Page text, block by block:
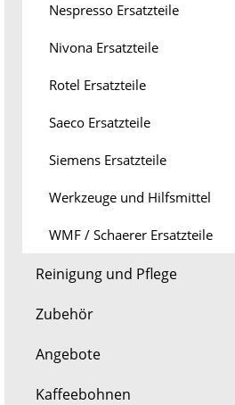
Nespresso Ersatzteile
Nivona Ersatzteile
Rotel Ersatzteile
Saeco Ersatzteile
Siemens Ersatzteile
Werkzeuge und Hilfsmittel
WMF / Schaerer Ersatzteile
Reinigung und Pflege
Zubehör
Angebote
Kaffeebohnen